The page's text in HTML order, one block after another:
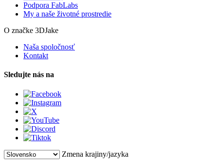
Podpora FabLabs
My a naše životné prostredie
O značke 3DJake
Naša spoločnosť
Kontakt
Sledujte nás na
Zmena krajiny/jazyka